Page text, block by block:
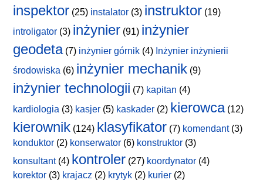
inspektor (25) instalator (3) instruktor (19)
introligator (3) inżynier (91) inżynier
geodeta(7) inżynier górnik (4) Inżynier inżynierii
środowiska (6) inżynier mechanik (9)
inżynier technologii (7) kapitan (4)
kardiologia (3) kasjer (5) kaskader (2) kierowca(12)
kierownik (124) klasyfikator (7) komendant(3)
konduktor (2) konserwator (6) konstruktor (3)
konsultant(4) kontroler (27) koordynator (4)
korektor (3) krajacz (2) krytyk (2) kurier (2)